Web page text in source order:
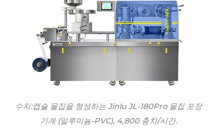
수치:캡슐 물집을 형성하는 Jinlu JL-180Pro 물집 포장
기계 (알루미늄-PVC), 4,800 충치/시간.